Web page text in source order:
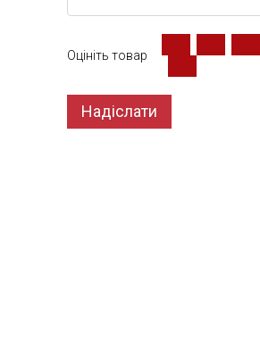
Оцініть товар
Надіслати